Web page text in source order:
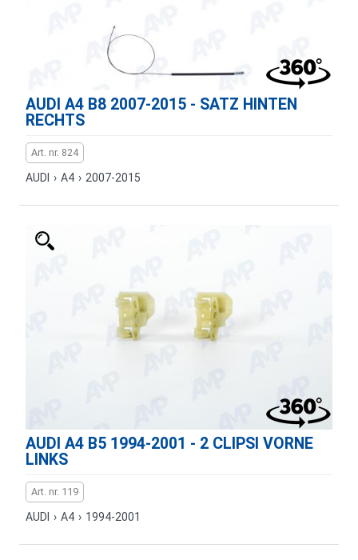
AUDI A4 B8 2007-2015 - SATZ HINTEN
RECHTS
Art. nr. 824
AUDI › A4 › 2007-2015
AUDI A4 B5 1994-2001 - 2 CLIPSI VORNE
LINKS
Art. nr. 119
AUDI › A4 › 1994-2001